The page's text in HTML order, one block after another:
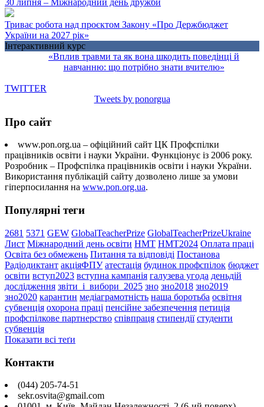
30 липня – Міжнародний день дружби
Триває робота над проєктом Закону «Про Держбюджет
України на 2027 рік»
Інтерактивний курс
«Вплив травми та як вона шкодить поведінці й
навчанню: що потрібно знати вчителю»
TWITTER
Tweets by ponorgua
Про сайт
www.pon.org.ua – офіційний сайт ЦК Профспілки
працівників освіти і науки України. Функціонує із 2006 року.
Розробник – Профспілка працівників освіти і науки України.
Використання публікацій сайту дозволено лише за умови
гіперпосилання на www.pon.org.ua.
Популярні теги
2681 5371 GEW GlobalTeacherPrize GlobalTeacherPrizeUkraine
Лист Міжнародний день освіти НМТ НМТ2024 Оплата праці
Освіта без обмежень Питання та відповіді Постанова
Радіодиктант акціяФПУ атестація будинок профспілок бюджет
освіти вступ2023 вступна кампанія галузева угода деньдій
дослідження звіти_і_вибори_2025 зно зно2018 зно2019
зно2020 карантин медіаграмотність наша боротьба освітня
субвенція охорона праці пенсійне забезпечення петиція
профспілкове партнерство співпраця стипендії студенти
субвенція
Показати всі теґи
Контакти
(044) 205-74-51
sekr.osvita@gmail.com